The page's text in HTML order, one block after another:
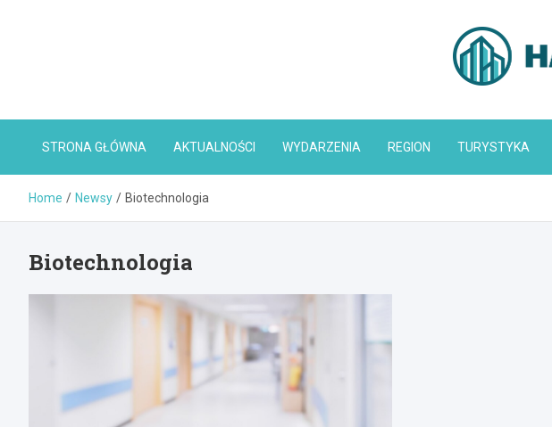
STRONA GŁÓWNA AKTUALNOŚCI WYDARZENIA REGION TURYSTYKA
Home Newsy Biotechnologia
Biotechnologia